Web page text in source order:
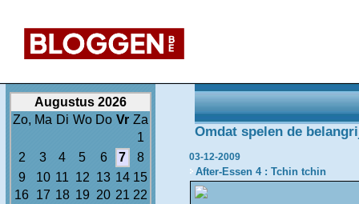
Augustus 2026
Zo, Ma Di Wo Do Vr Za
1
2
3 4 5 6 7
8
9
10 11 12 13 14 15
16 17 18 19 20 21 22
Omdat spelen de
03-12-2009
After-Essen 4 : Tchin tchin